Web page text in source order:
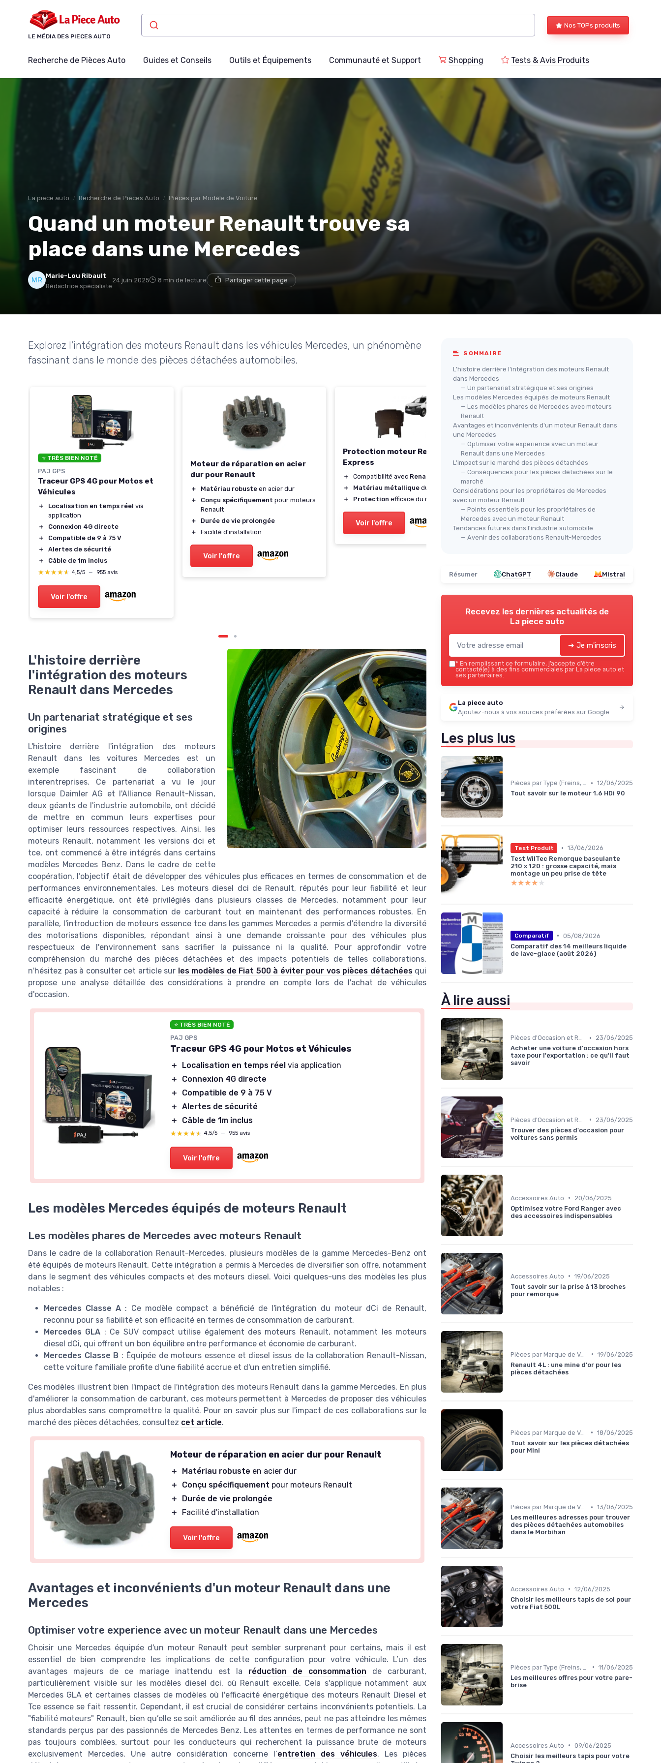
LE MÉDIA DES PIECES AUTO
Nos TOPs produits
Recherche de Pièces Auto Guides et Conseils Outils et Équipements Communauté et Support Shopping Tests & Avis Produits
La piece auto Recherche de Pièces Auto Pièces par Modèle de Voiture
Quand un moteur Renault trouve sa
place dans une Mercedes
Marie-Lou Ribault
Rédactrice spécialiste
24 juin 2025 8 min de lecture Partager cette page
Explorez l'intégration des moteurs Renault dans les véhicules Mercedes, un phénomène
fascinant dans le monde des pièces détachées automobiles.
⭐ TRÈS BIEN NOTÉ
PAJ GPS
Traceur GPS 4G pour Motos et
Véhicules
＋ Localisation en temps réel via
application
＋
Connexion 4G directe
＋
Compatible de 9 à 75 V
＋
Alertes de sécurité
＋
Câble de 1m inclus
★★★★★
★★★★★ 4,5/5 — 955 avis
Voir l'offre
Moteur de réparation en acier
dur pour Renault
＋ Matériau robuste en acier dur
＋
Conçu spécifiquement pour moteurs
Renault
＋
Durée de vie prolongée
＋
Facilité d'installation
Voir l'offre
Protection moteur Renault
Express
＋ Compatibilité avec Renault Express
＋
Matériau métallique durable
＋
Protection efficace du moteur
Voir l'offre
TRANSPOCO
Traceur GPS 4G Voiture
＋ Suivi en temps réel avecconnexion
4G
＋ SIM intégrée pour une installation
simplifiée
＋ Geofencingpour sécurité optimale
★★★★★
★★★★★ 4,1/5 — 161 avis
L'histoire derrière
l'intégration des moteurs
Renault dans Mercedes
Un partenariat stratégique et ses
origines
L'histoire derrière l'intégration des moteurs
Renault dans les voitures Mercedes est un
exemple fascinant de collaboration
interentreprises. Ce partenariat a vu le jour
lorsque Daimler AG et l'Alliance Renault-Nissan,
deux géants de l'industrie automobile, ont décidé
de mettre en commun leurs expertises pour
optimiser leurs ressources respectives. Ainsi, les
moteurs Renault, notamment les versions dci et
tce, ont commencé à être intégrés dans certains
modèles Mercedes Benz. Dans le cadre de cette
coopération, l’objectif était de développer des véhicules plus efficaces en termes de consommation et de
performances environnementales. Les moteurs diesel dci de Renault, réputés pour leur fiabilité et leur
efficacité énergétique, ont été privilégiés dans plusieurs classes de Mercedes, notamment pour leur
capacité à réduire la consommation de carburant tout en maintenant des performances robustes. En
parallèle, l'introduction de moteurs essence tce dans les gammes Mercedes a permis d'étendre la diversité
des motorisations disponibles, répondant ainsi à une demande croissante pour des véhicules plus
respectueux de l'environnement sans sacrifier la puissance ni la qualité. Pour approfondir votre
compréhension du marché des pièces détachées et des impacts potentiels de telles collaborations,
n'hésitez pas à consulter cet article sur les modèles de Fiat 500 à éviter pour vos pièces détachéesqui
propose une analyse détaillée des considérations à prendre en compte lors de l'achat de véhicules
d'occasion.
⭐ TRÈS BIEN NOTÉ
PAJ GPS
Traceur GPS 4G pour Motos et Véhicules
＋ Localisation en temps réel via application
＋
Connexion 4G directe
＋
Compatible de 9 à 75 V
＋ Alertes de sécurité
＋
Câble de 1m inclus
★★★★★
★★★★★ 4,5/5 — 955 avis
Voir l'offre
Les modèles Mercedes équipés de moteurs Renault
Les modèles phares de Mercedes avec moteurs Renault
Dans le cadre de la collaboration Renault-Mercedes, plusieurs modèles de la gamme Mercedes-Benz ont
été équipés de moteurs Renault. Cette intégration a permis à Mercedes de diversifier son offre, notamment
dans le segment des véhicules compacts et des moteurs diesel. Voici quelques-uns des modèles les plus
notables :
Mercedes Classe A : Ce modèle compact a bénéficié de l'intégration du moteur dCi de Renault,
reconnu pour sa fiabilité et son efficacité en termes de consommation de carburant.
Mercedes GLA : Ce SUV compact utilise également des moteurs Renault, notamment les moteurs
diesel dCi, qui offrent un bon équilibre entre performance et économie de carburant.
Mercedes Classe B : Équipée de moteurs essence et diesel issus de la collaboration Renault-Nissan,
cette voiture familiale profite d'une fiabilité accrue et d'un entretien simplifié.
Ces modèles illustrent bien l'impact de l'intégration des moteurs Renault dans la gamme Mercedes. En plus
d'améliorer la consommation de carburant, ces moteurs permettent à Mercedes de proposer des véhicules
plus abordables sans compromettre la qualité. Pour en savoir plus sur l'impact de ces collaborations sur le
marché des pièces détachées, consultez cet article.
Moteur de réparation en acier dur pour Renault
＋ Matériau robuste en acier dur
＋
Conçu spécifiquement pour moteurs Renault
＋
Durée de vie prolongée
＋
Facilité d'installation
Voir l'offre
Avantages et inconvénients d'un moteur Renault dans une
Mercedes
Optimiser votre experience avec un moteur Renault dans une Mercedes
Choisir une Mercedes équipée d'un moteur Renault peut sembler surprenant pour certains, mais il est
essentiel de bien comprendre les implications de cette configuration pour votre véhicule. L’un des
avantages majeurs de ce mariage inattendu est la réduction de consommation de carburant,
particulièrement visible sur les modèles diesel dci, où Renault excelle. Cela s'applique notamment aux
Mercedes GLA et certaines classes de modèles où l'efficacité énergétique des moteurs Renault Diesel et
Tce essence se fait ressentir. Cependant, il est crucial de considérer certains inconvénients potentiels. La
"fiabilité moteurs" Renault, bien qu’elle se soit améliorée au fil des années, peut ne pas atteindre les mêmes
standards perçus par des passionnés de Mercedes Benz. Les attentes en termes de performance ne sont
pas toujours comblées, surtout pour les conducteurs qui recherchent la puissance brute de moteurs
exclusivement Mercedes. Une autre considération concerne l’entretien des véhicules. Les pièces
SOMMAIRE
L'histoire derrière l'intégration des moteurs Renault
dans Mercedes
— Un partenariat stratégique et ses origines
Les modèles Mercedes équipés de moteurs Renault
— Les modèles phares de Mercedes avec moteurs
Renault
Avantages et inconvénients d'un moteur Renault dans
une Mercedes
— Optimiser votre experience avec un moteur
Renault dans une Mercedes
L'impact sur le marché des pièces détachées
— Conséquences pour les pièces détachées sur le
marché
Considérations pour les propriétaires de Mercedes
avec un moteur Renault
— Points essentiels pour les propriétaires de
Mercedes avec un moteur Renault
Tendances futures dans l'industrie automobile
— Avenir des collaborations Renault-Mercedes
Résumer ChatGPT Claude Mistral
Recevez les dernières actualités de
La piece auto
➔ Je m'inscris
* En remplissant ce formulaire, j’accepte d’être
contacté(e) à des fins commerciales par La piece auto et
ses partenaires.
La piece auto
Ajoutez-nous à vos sources préférées sur Google
Les plus lus
Pièces par Type (Freins, Moteur, etc.) • 12/06/2025
Tout savoir sur le moteur 1.6 HDi 90
Test Produit • 13/06/2026
Test WilTec Remorque basculante
210 x 120 : grosse capacité, mais
montage un peu prise de tête
★★★★★
★★★★★
Comparatif • 05/08/2026
Comparatif des 14 meilleurs liquide
de lave-glace (août 2026)
À lire aussi
Pièces d'Occasion et Reconditionnées •
23/06/2025
Acheter une voiture d'occasion hors
taxe pour l'exportation : ce qu'il faut
savoir
•
23/06/2025
Trouver des pièces d'occasion pour
voitures sans permis
Accessoires Auto •
20/06/2025
Optimisez votre Ford Ranger avec
des accessoires indispensables
Accessoires Auto • 19/06/2025
Tout savoir sur la prise à 13 broches
pour remorque
Pièces par Marque de Voiture • 19/06/2025
Renault 4L : une mine d'or pour les
pièces détachées
Pièces par Marque de Voiture • 18/06/2025
Tout savoir sur les pièces détachées
pour Mini
Pièces par Marque de Voiture • 13/06/2025
Les meilleures adresses pour trouver
des pièces détachées automobiles
dans le Morbihan
Accessoires Auto • 12/06/2025
Choisir les meilleurs tapis de sol pour
votre Fiat 500L
• 11/06/2025
Les meilleures offres pour votre pare-
brise
Accessoires Auto • 09/06/2025
Choisir les meilleurs tapis pour votre